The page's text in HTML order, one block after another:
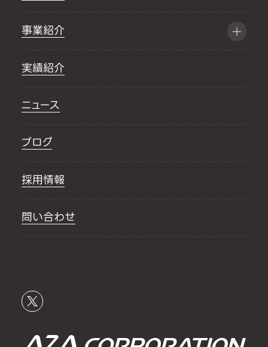
事業紹介
実績紹介
ニュース
ブログ
採用情報
問い合わせ